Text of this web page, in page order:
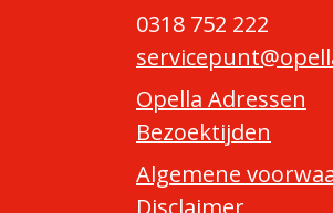
0318 752 222
Opella Adressen
Bezoektijden
Algemene